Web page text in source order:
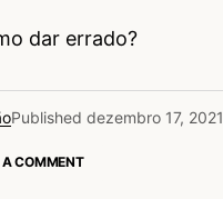
dar errado?
Published dezembro 17, 2021
COMMENT